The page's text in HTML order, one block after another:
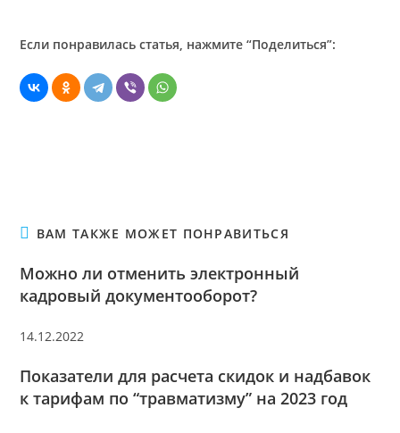
Если понравилась статья, нажмите “Поделиться”:
ВАМ ТАКЖЕ МОЖЕТ ПОНРАВИТЬСЯ
Можно ли отменить электронный
кадровый документооборот?
14.12.2022
Показатели для расчета скидок и надбавок
к тарифам по “травматизму” на 2023 год